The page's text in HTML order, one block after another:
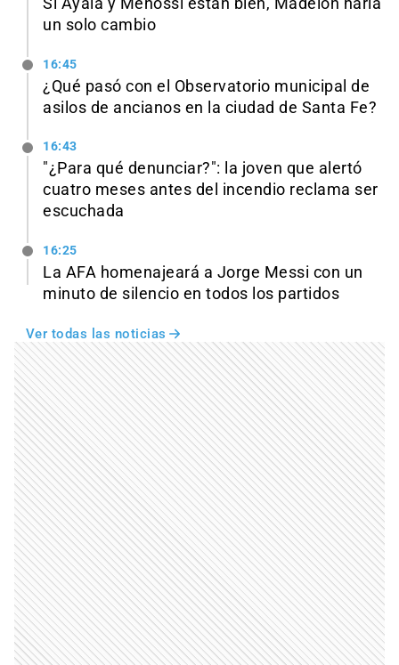
un solo cambio
16:45
¿Qué pasó con el Observatorio municipal de
asilos de ancianos en la ciudad de Santa Fe?
16:43
"¿Para qué denunciar?": la joven que alertó
cuatro meses antes del incendio reclama ser
escuchada
16:25
La AFA homenajeará a Jorge Messi con un
minuto de silencio en todos los partidos
Ver todas las noticias